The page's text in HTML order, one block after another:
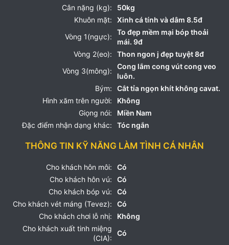
Cân nặng (kg):
50kg
Khuôn mặt:
Xinh cá tính và dâm 8.5đ
Vòng 1(ngực):
To đẹp mềm mại bóp thoải
mái. 9đ
Vòng 2(eo):
Thon ngon j đẹp tuyệt 8đ
Vòng 3(mông):
Cong lắm cong vút cong veo
luôn.
Bým:
Cắt tỉa ngọn khít không cavat.
Hình xăm trên người:
Không
Giọng nói:
Miền Nam
Đặc điểm nhận dạng khác:
Tóc ngắn
THÔNG TIN KỸ NĂNG LÀM TÌNH CÁ NHÂN
Cho khách hôn môi:
Có
Cho khách hôn vú:
Có
Cho khách bóp vú:
Có
Cho khách vét máng (Tevez):
Có
Cho khách chơi lỗ nhị:
Không
Cho khách xuất tinh miệng
(CIA):
Có